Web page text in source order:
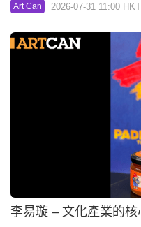
Art Can 2026-07-31 11:00 HKT
李易璇 – 文化產業的